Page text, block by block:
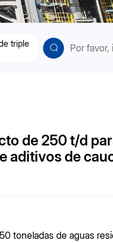
triple
de 250 t/d
aditivos de
toneladas de aguas